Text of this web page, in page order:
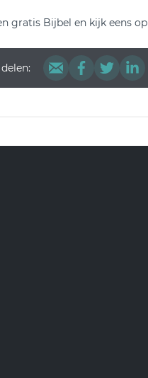
gratis Bijbel en kijk eens op